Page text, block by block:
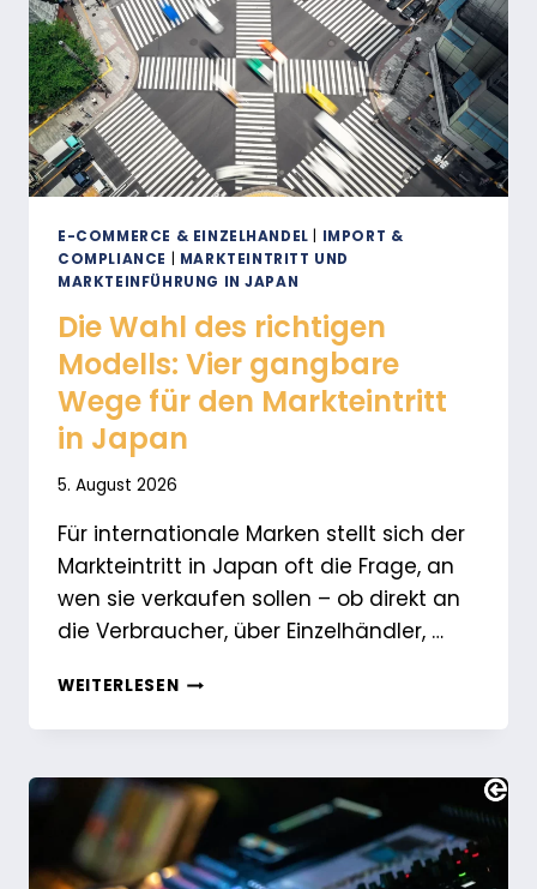
E-COMMERCE & EINZELHANDEL
IMPORT &
COMPLIANCE
MARKTEINTRITT UND
MARKTEINFÜHRUNG IN JAPAN
Die Wahl des richtigen
Modells: Vier gangbare
Wege für den Markteintritt
in Japan
5. August 2026
Für internationale Marken stellt sich der
Markteintritt in Japan oft die Frage, an
wen sie verkaufen sollen – ob direkt an
die Verbraucher, über Einzelhändler, …
WEITERLESENDIE
DES
MODELLS:
VIER
GANGBARE
WEGE
FÜR